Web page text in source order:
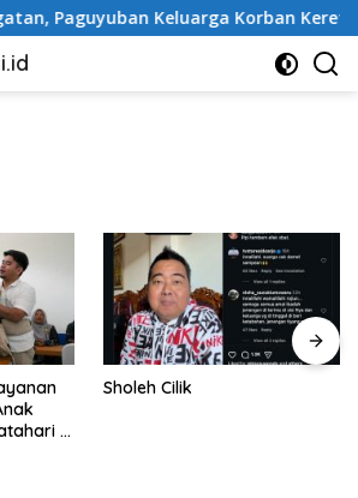
Keluarga Korban Kereta
di
Sholeh Cilik